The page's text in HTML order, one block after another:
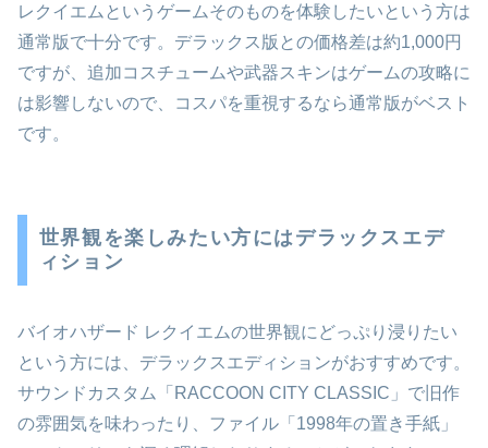
レクイエムというゲームそのものを体験したいという方は
通常版で十分です。デラックス版との価格差は約1,000円
ですが、追加コスチュームや武器スキンはゲームの攻略に
は影響しないので、コスパを重視するなら通常版がベスト
です。
世界観を楽しみたい方にはデラックスエデ
ィション
バイオハザード レクイエムの世界観にどっぷり浸りたい
という方には、デラックスエディションがおすすめです。
サウンドカスタム「RACCOON CITY CLASSIC」で旧作
の雰囲気を味わったり、ファイル「1998年の置き手紙」